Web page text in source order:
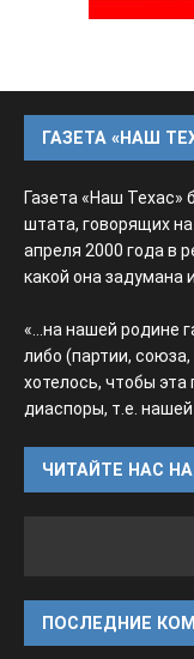
ГАЗЕТА «НАШ
Газета «Наш Техас»
штата, говорящих
апреля 2000 года в
какой она задумана
«...на нашей родине
либо (партии,
хотелось, чтобы эта
диаспоры, т.е. нашей
ЧИТАЙТЕ НАС НА
ПОСЛЕДНИЕ